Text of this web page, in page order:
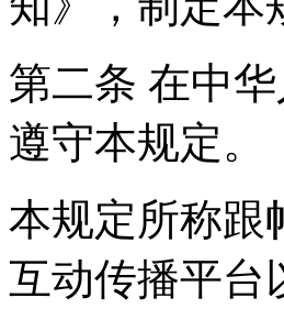
第二条 在中
遵守本规定。
本规定所称跟
互动传播平台